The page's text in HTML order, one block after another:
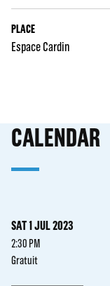
PLACE
Espace Cardin
CALENDAR
SAT 1 JUL 2023
2:30 PM
Gratuit